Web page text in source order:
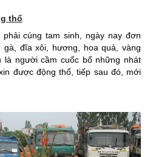
thổ
cúng tam sinh, ngày nay đơn
đĩa xôi, hương, hoa quả, vàng
người cầm cuốc bổ những nhát
được động thổ, tiếp sau đó, mới